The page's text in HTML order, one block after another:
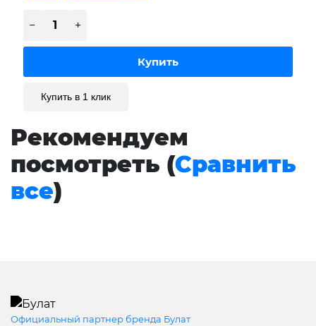
Купить в 1 клик
Рекомендуем
посмотреть (Сравнить
все)
Официальный партнер бренда Булат